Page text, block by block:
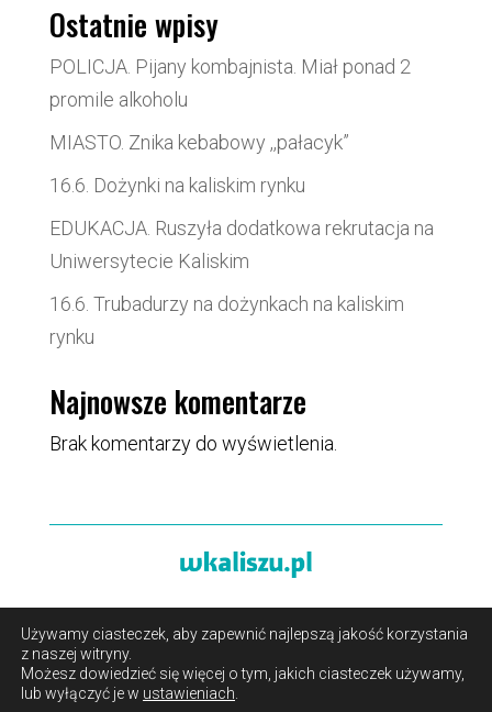
Ostatnie wpisy
POLICJA. Pijany kombajnista. Miał ponad 2
promile alkoholu
MIASTO. Znika kebabowy ,,pałacyk”
16.6. Dożynki na kaliskim rynku
EDUKACJA. Ruszyła dodatkowa rekrutacja na
Uniwersytecie Kaliskim
16.6. Trubadurzy na dożynkach na kaliskim
rynku
Najnowsze komentarze
Brak komentarzy do wyświetlenia.
O portalu/Reklama/ Polityka prywatności i pliki cookies
/Kontakt
Używamy ciasteczek, aby zapewnić najlepszą jakość korzystania
z naszej witryny.
Możesz dowiedzieć się więcej o tym, jakich ciasteczek używamy,
lub wyłączyć je w ustawieniach